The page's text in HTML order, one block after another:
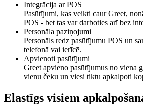
Integrācija ar POS
Pasūtījumi, kas veikti caur Greet,
POS - bet tas var darboties arī bez
Personāla paziņojumi
Personāls redz pasūtījumu POS un
telefonā vai ierīcē.
Apvienoti pasūtījumi
Greet apvieno pasūtījumus no viena
vienu čeku un viesi tiktu apkalpoti
Elastīgs visiem